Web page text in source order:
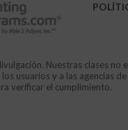
Nuestras clases
usuarios y a las agencias
verificar el cumplimiento.